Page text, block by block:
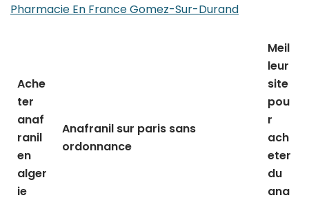
Pharmacie En France Gomez-Sur-Durand
Ache
ter
anaf
ranil
en
alger
ie
Anafranil sur paris sans
ordonnance
Meil
leur
site
pou
r
ach
eter
du
ana